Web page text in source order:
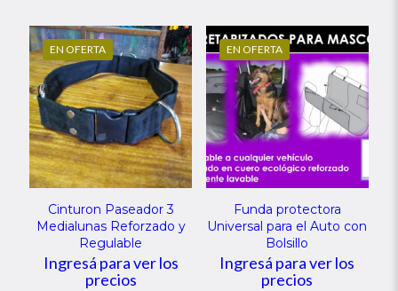
EN OFERTA
Cinturon Paseador 3
Medialunas Reforzado y
Regulable
Ingresá para ver los
precios
EN OFERTA
Funda protectora
Universal para el Auto con
Bolsillo
Ingresá para ver los
precios